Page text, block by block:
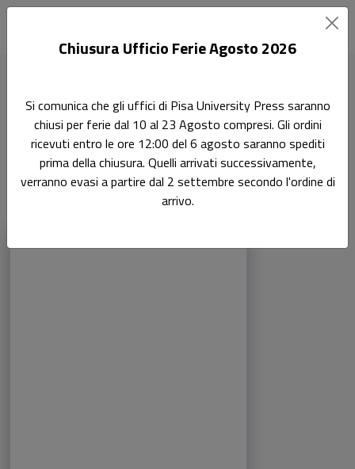
Pisa University Press: Studi
linguistici pisani
Chiusura Ufficio Ferie Agosto 2026
Si comunica che gli uffici di Pisa University Press saranno
chiusi per ferie dal 10 al 23 Agosto compresi. Gli ordini
ricevuti entro le ore 12:00 del 6 agosto saranno spediti
prima della chiusura. Quelli arrivati successivamente,
verranno evasi a partire dal 2 settembre secondo l'ordine di
arrivo.